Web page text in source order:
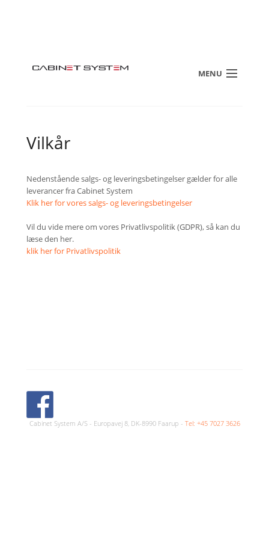
MENU
Vilkår
Nedenstående salgs- og leveringsbetingelser gælder for alle
leverancer fra Cabinet System
Klik her for vores salgs- og leveringsbetingelser
Vil du vide mere om vores Privatlivspolitik (GDPR), så kan du
læse den her.
klik her for Privatlivspolitik
Cabinet System A/S - Europavej 8, DK-8990 Faarup - Tel: +45 7027 3626